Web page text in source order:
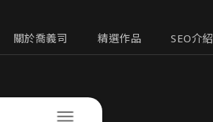
關於喬義司 精選作品 SEO介紹